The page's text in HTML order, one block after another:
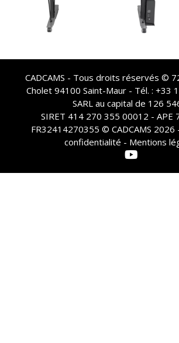
CADCAMS - Tous droits réservés ©
Cholet 94100 Saint-Maur - Tél. : +33
SARL au capital de 126
SIRET 414 270 355 00012 - APE
FR32414270355 © CADCAMS 2026
confidentialité - Mentions